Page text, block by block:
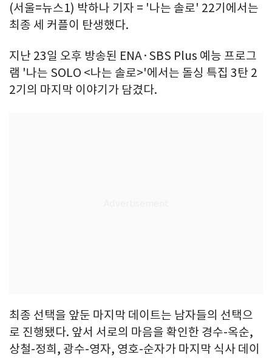
(서울=뉴스1) 박하나 기자 = '나는 솔로' 22기에서는
최종 세 커플이 탄생했다.
지난 23일 오후 방송된 ENA·SBS Plus 예능 프로그
램 '나는 SOLO <나는 솔로>'에서는 돌싱 특집 3탄 2
2기의 마지막 이야기가 담겼다.
최종 선택을 앞둔 마지막 데이트는 남자들의 선택으
로 진행됐다. 앞서 서로의 마음을 확인한 경수-옥순,
상철-정희, 광수-영자, 영호-순자가 마지막 식사 데이